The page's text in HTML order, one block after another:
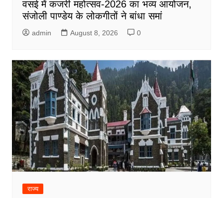
वसई में कजरी महोत्सव-2026 का भव्य आयोजन,
संजोली पाण्डेय के लोकगीतों ने बांधा समां
admin August 8, 2026 0
राज्य